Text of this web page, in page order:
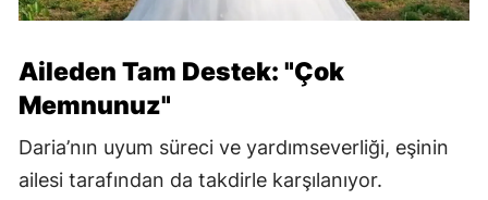
Aileden Tam Destek: "Çok
Memnunuz"
Daria’nın uyum süreci ve yardımseverliği, eşinin
ailesi tarafından da takdirle karşılanıyor.